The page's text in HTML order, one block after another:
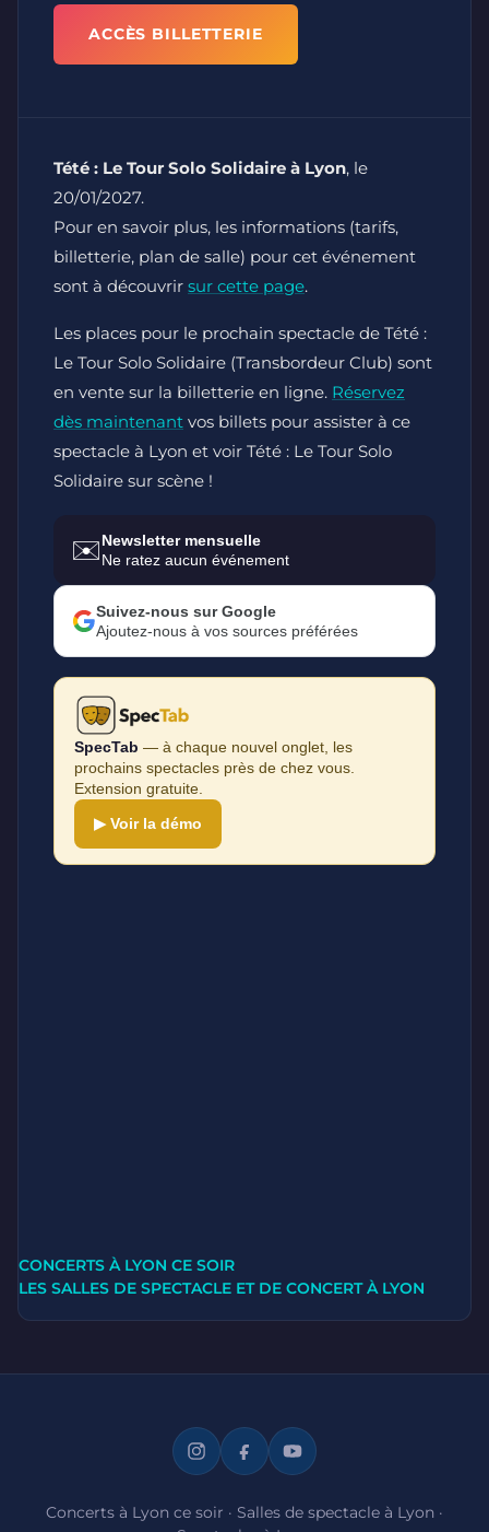
ACCÈS BILLETTERIE
Tété : Le Tour Solo Solidaire à Lyon, le
20/01/2027.
Pour en savoir plus, les informations (tarifs,
billetterie, plan de salle) pour cet événement
sont à découvrir sur cette page.
Les places pour le prochain spectacle de Tété :
Le Tour Solo Solidaire (Transbordeur Club) sont
en vente sur la billetterie en ligne. Réservez
dès maintenant vos billets pour assister à ce
spectacle à Lyon et voir Tété : Le Tour Solo
Solidaire sur scène !
✉️Newsletter mensuelle
Ne ratez aucun événement
Suivez-nous sur Google
Ajoutez-nous à vos sources préférées
SpecTab — à chaque nouvel onglet, les
prochains spectacles près de chez vous.
Extension gratuite.
▶ Voir la démo
CONCERTS À LYON CE SOIR
LES SALLES DE SPECTACLE ET DE CONCERT À LYON
Concerts à Lyon ce soir · Salles de spectacle à Lyon ·